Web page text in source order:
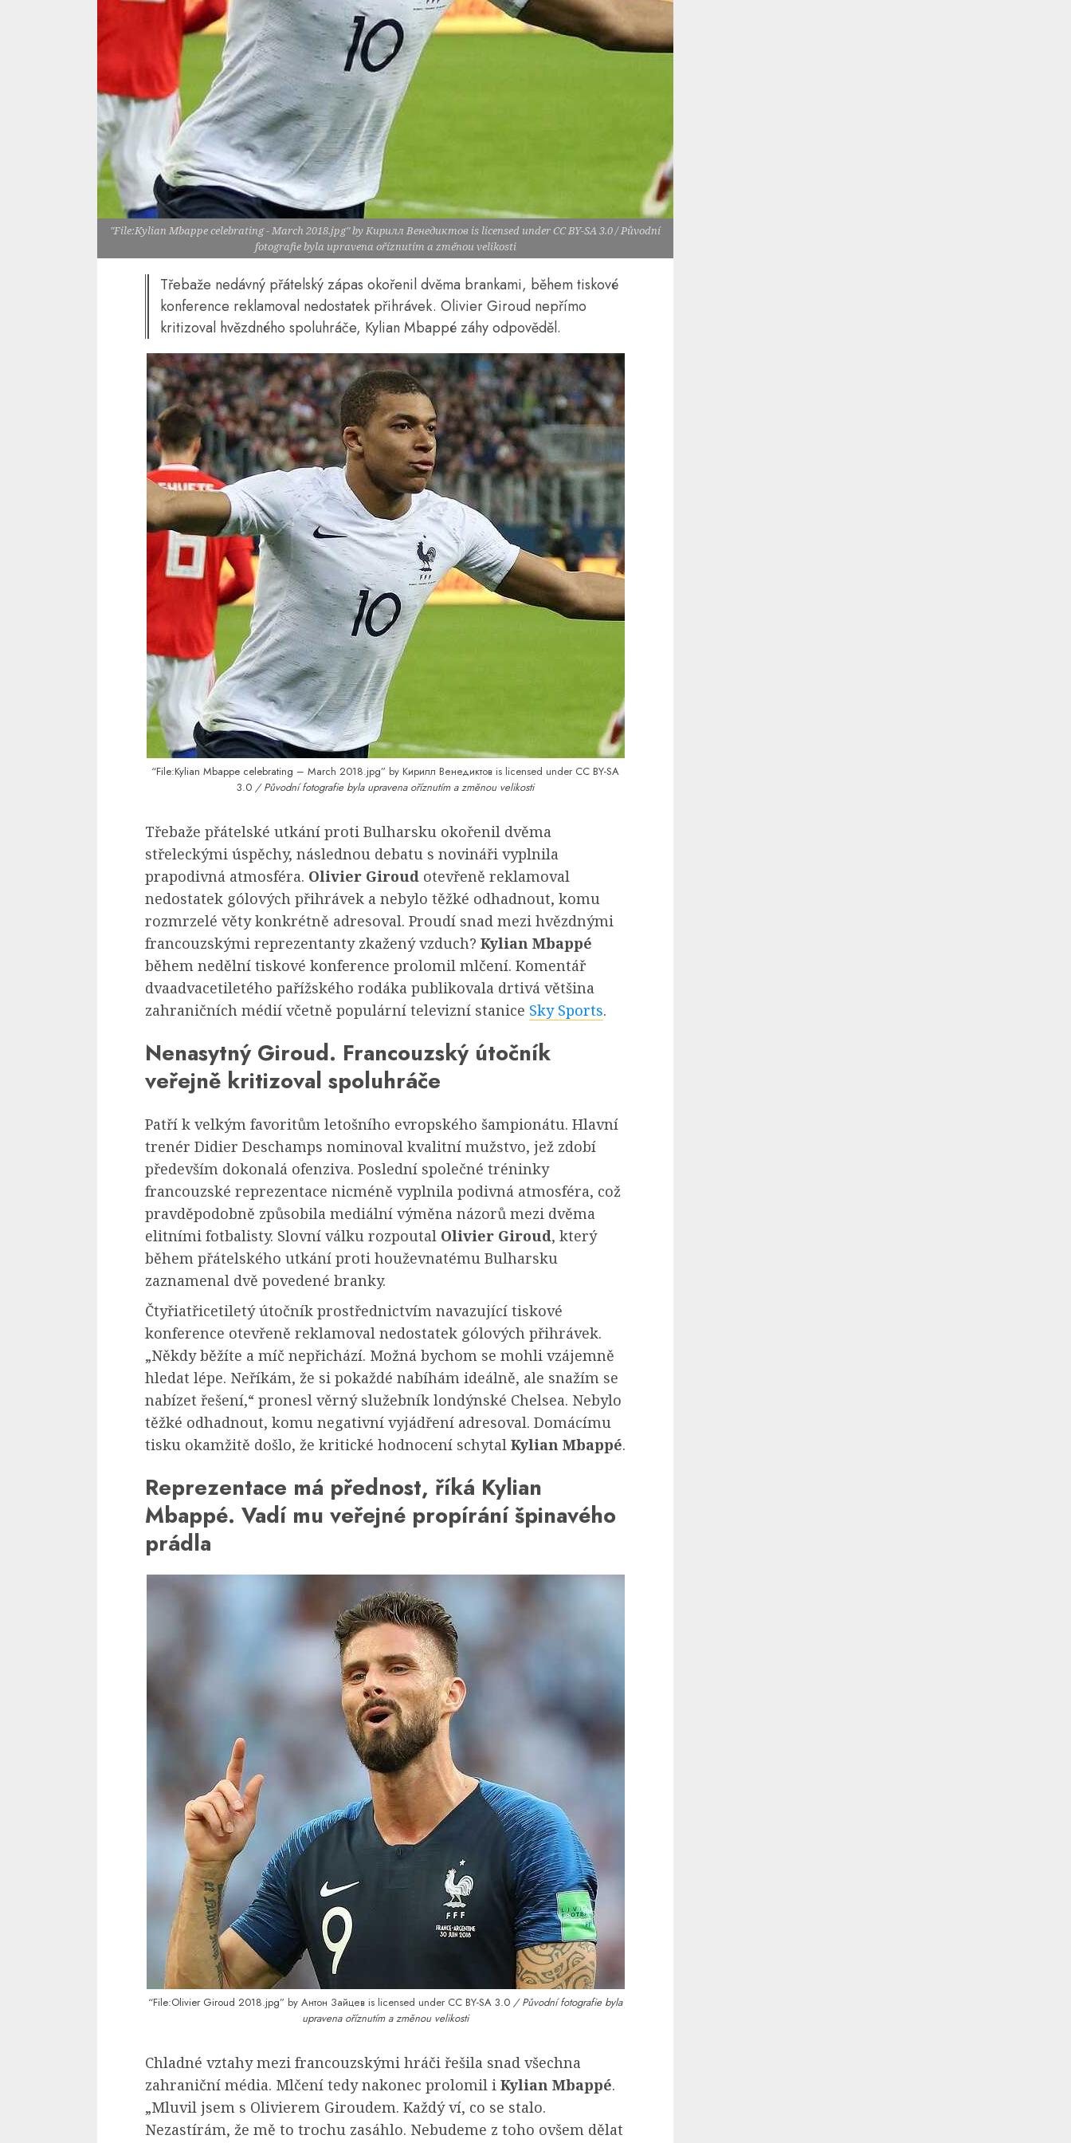
"File:Kylian Mbappe celebrating - March 2018.jpg" by Кирилл Венедиктов is licensed under CC BY-SA 3.0 / Původní
fotografie byla upravena oříznutím a změnou velikosti
Třebaže nedávný přátelský zápas okořenil dvěma brankami, během tiskové
konference reklamoval nedostatek přihrávek. Olivier Giroud nepřímo
kritizoval hvězdného spoluhráče, Kylian Mbappé záhy odpověděl.
“File:Kylian Mbappe celebrating – March 2018.jpg” by Кирилл Венедиктов is licensed under CC BY-SA
3.0 / Původní fotografie byla upravena oříznutím a změnou velikosti
Třebaže přátelské utkání proti Bulharsku okořenil dvěma
střeleckými úspěchy, následnou debatu s novináři vyplnila
prapodivná atmosféra. Olivier Giroud otevřeně reklamoval
nedostatek gólových přihrávek a nebylo těžké odhadnout, komu
rozmrzelé věty konkrétně adresoval. Proudí snad mezi hvězdnými
francouzskými reprezentanty zkažený vzduch? Kylian Mbappé
během nedělní tiskové konference prolomil mlčení. Komentář
dvaadvacetiletého pařížského rodáka publikovala drtivá většina
zahraničních médií včetně populární televizní stanice Sky Sports.
Nenasytný Giroud. Francouzský útočník
veřejně kritizoval spoluhráče
Patří k velkým favoritům letošního evropského šampionátu. Hlavní
trenér Didier Deschamps nominoval kvalitní mužstvo, jež zdobí
především dokonalá ofenziva. Poslední společné tréninky
francouzské reprezentace nicméně vyplnila podivná atmosféra, což
pravděpodobně způsobila mediální výměna názorů mezi dvěma
elitními fotbalisty. Slovní válku rozpoutal Olivier Giroud, který
během přátelského utkání proti houževnatému Bulharsku
zaznamenal dvě povedené branky.
Čtyřiatřicetiletý útočník prostřednictvím navazující tiskové
konference otevřeně reklamoval nedostatek gólových přihrávek.
„Někdy běžíte a míč nepřichází. Možná bychom se mohli vzájemně
hledat lépe. Neříkám, že si pokaždé nabíhám ideálně, ale snažím se
nabízet řešení,“ pronesl věrný služebník londýnské Chelsea. Nebylo
těžké odhadnout, komu negativní vyjádření adresoval. Domácímu
tisku okamžitě došlo, že kritické hodnocení schytal Kylian Mbappé.
Reprezentace má přednost, říká Kylian
Mbappé. Vadí mu veřejné propírání špinavého
prádla
“File:Olivier Giroud 2018.jpg” by Антон Зайцев is licensed under CC BY-SA 3.0 / Původní fotografie byla
upravena oříznutím a změnou velikosti
Chladné vztahy mezi francouzskými hráči řešila snad všechna
zahraniční média. Mlčení tedy nakonec prolomil i Kylian Mbappé.
„Mluvil jsem s Olivierem Giroudem. Každý ví, co se stalo.
Nezastírám, že mě to trochu zasáhlo. Nebudeme z toho ovšem dělat